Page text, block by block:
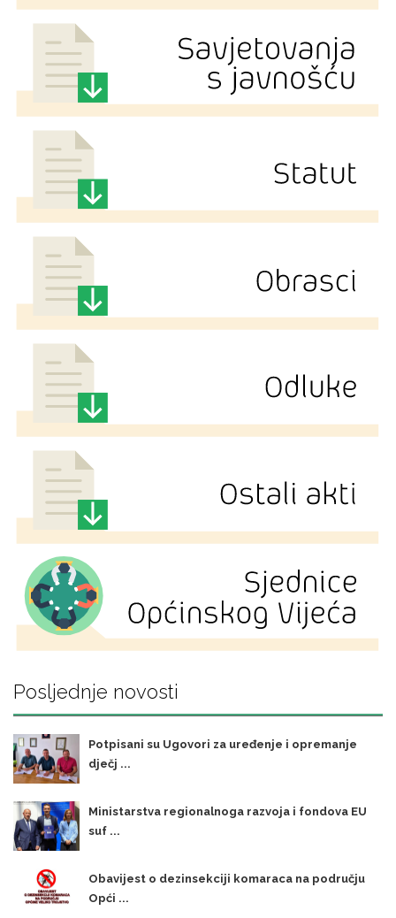
Posljednje novosti
Potpisani su Ugovori za uređenje i opremanje
dječj ...
Ministarstva regionalnoga razvoja i fondova EU
suf ...
Obavijest o dezinsekciji komaraca na području
Opći ...